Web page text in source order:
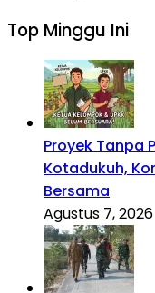
Top Minggu Ini
Proyek Tanpa
Kotadukuh,
Bersama
Agustus 7, 2026